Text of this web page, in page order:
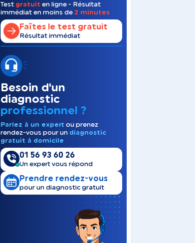
Test gratuit en ligne - Résultat
immédiat en moins de 2 minutes
Faîtes le test gratuit
Résultat immédiat
Besoin d'un
diagnostic
professionnel ?
Parlez à un expert ou prenez
rendez-vous pour un diagnostic
gratuit à domicile
01 56 93 60 26
Un expert vous répond
Prendre rendez-vous
pour un diagnostic gratuit